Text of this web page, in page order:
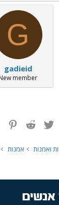
G
gadieid
member
פייסבוק Twitter
Reddit
ואמנות אמנות